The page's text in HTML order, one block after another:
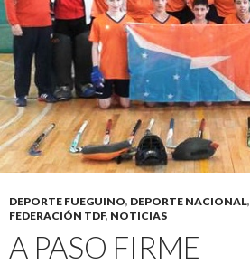
DEPORTE FUEGUINO, DEPORTE NACIONAL,
FEDERACIÓN TDF, NOTICIAS
A PASO FIRME